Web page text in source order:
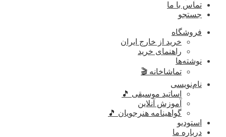
تماس با ما
جستجو
فروشگاه
خرید از خارج ایران
راهنمای خرید
نوشته‌ها
تماشاخانه 🎬
نام‌نویسی
اساتید موسیقی 🎵
آموزش آنلاین
گواهینامه هنرجویان 🎵
استودیو
درباره ما